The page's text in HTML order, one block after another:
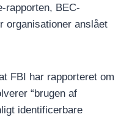
rapporten, BEC-
organisationer anslået
FBI har rapporteret om
“brugen af
identificerbare